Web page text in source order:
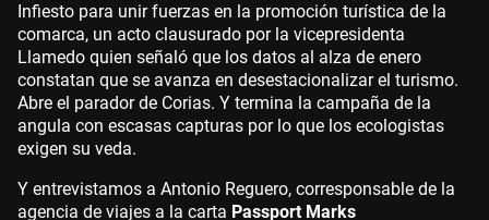
Infiesto para unir fuerzas en la promoción turística de la
comarca, un acto clausurado por la vicepresidenta
Llamedo quien señaló que los datos al alza de enero
constatan que se avanza en desestacionalizar el turismo.
Abre el parador de Corias. Y termina la campaña de la
angula con escasas capturas por lo que los ecologistas
exigen su veda.
Y entrevistamos a Antonio Reguero, corresponsable de la
agencia de viajes a la carta Passport Marks